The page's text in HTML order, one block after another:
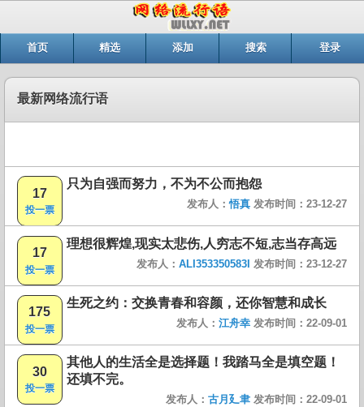
首页 精选 添加 搜索 登录
最新网络流行语
17
投一票
只为自强而努力，不为不公而抱怨
发布人：悟真 发布时间：23-12-27
17
投一票
理想很辉煌,现实太悲伤,人穷志不短,志当存高远
发布人： ALI353350583I 发布时间：23-12-27
175
投一票
生死之约：交换青春和容颜，还你智慧和成长
发布人： 江舟幸 发布时间：22-09-01
30
投一票
其他人的生活全是选择题！我踏马全是填空题！
还填不完。
发布人： 古月廴聿 发布时间：22-09-01